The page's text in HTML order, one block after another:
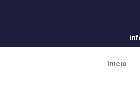
Inicio